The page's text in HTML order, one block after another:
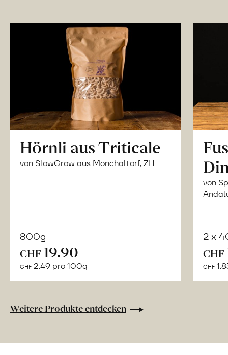
Hörnli aus Triticale
von SlowGrow aus Mönchaltorf, ZH
800g
CHF 19.90
CHF 2.49 pro 100g
von
2 x
CHF
CHF
Weitere Produkte entdecken